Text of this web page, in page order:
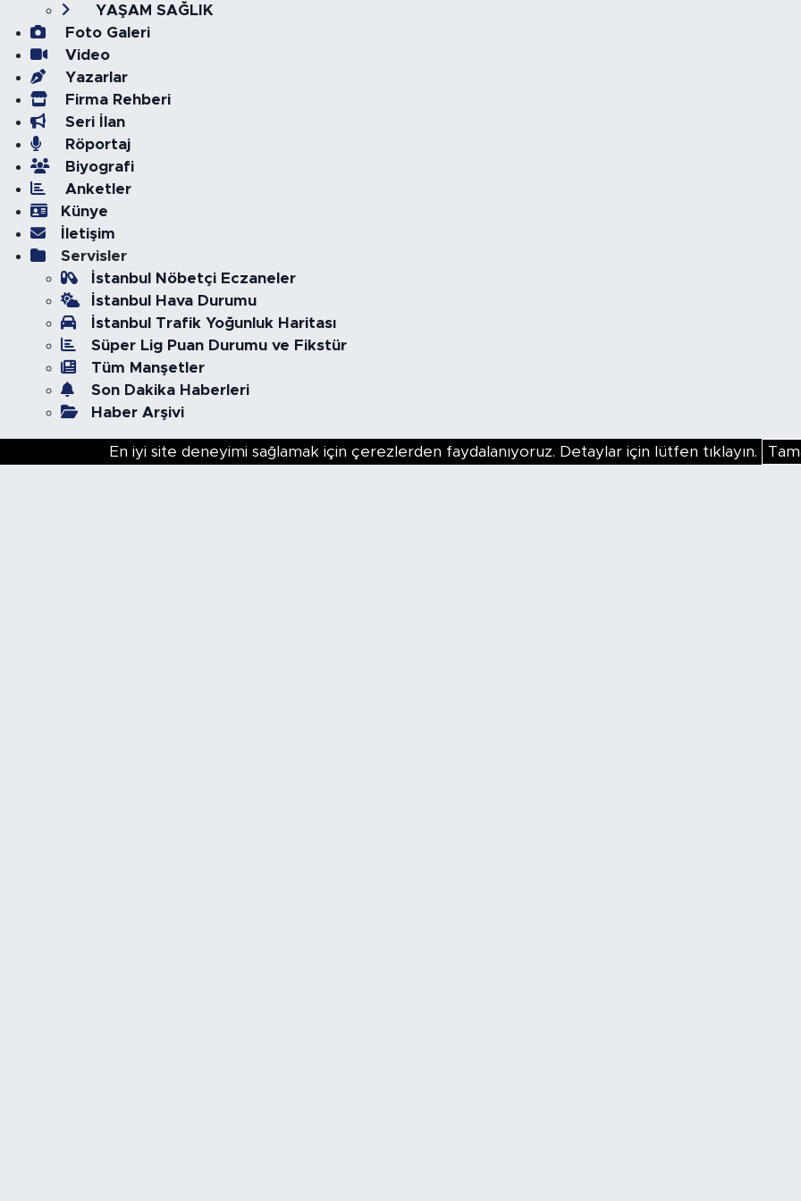
YAŞAM SAĞLIK
Foto Galeri
Video
Yazarlar
Firma Rehberi
Seri İlan
Röportaj
Biyografi
Anketler
Künye
İletişim
Servisler
İstanbul Nöbetçi Eczaneler
İstanbul Hava Durumu
İstanbul Trafik Yoğunluk Haritası
Süper Lig Puan Durumu ve Fikstür
Tüm Manşetler
Son Dakika Haberleri
Haber Arşivi
En iyi site deneyimi sağlamak için çerezlerden faydalanıyoruz. Detaylar için lütfen tıklayın.